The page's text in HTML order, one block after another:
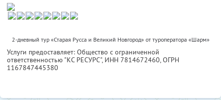
2-дневный тур «Старая Русса и Великий Новгород» от туроператора «Шарм»
Услуги предоставляет: Общество с ограниченной
ответственностью "КС РЕСУРС", ИНН 7814672460, ОГРН
1167847445380